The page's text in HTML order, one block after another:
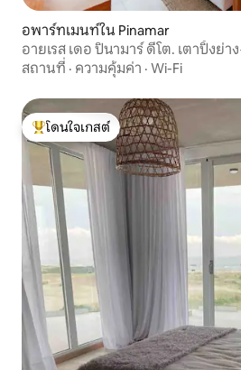
อพาร์ทเมนท์ใน Pinamar
อายเรส เดอ ปินามาร์ ดีโต. เตาปิ้งย่า
สถานที่ · ความคุ้มค่า · Wi-Fi
โดนใจเกสต์ที่สุด
โดนใจเกสต์